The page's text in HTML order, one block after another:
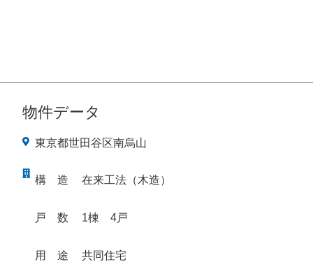
物件データ
東京都世田谷区南烏山
構 造 在来工法（木造）
戸 数 1棟 4戸
用 途 共同住宅